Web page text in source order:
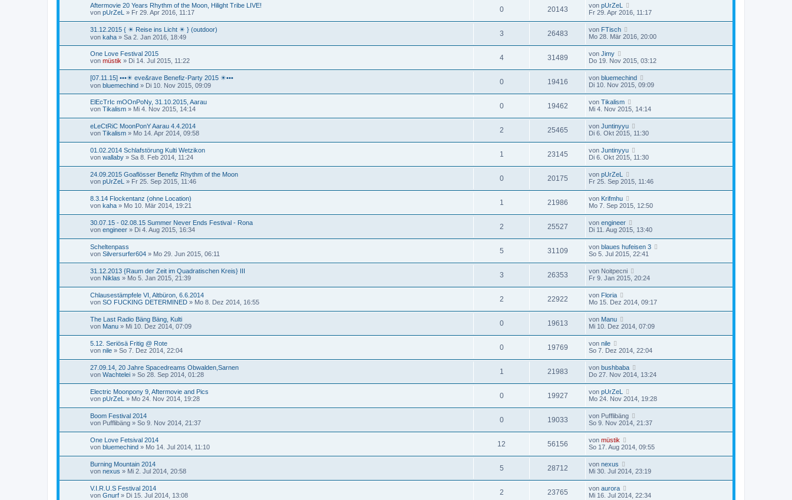
Aftermovie 20 Years Rhythm of the Moon, Hilight Tribe LIVE!
von pUrZeL » Fr 29. Apr 2016, 11:17 0 20143 von pUrZeL
Fr 29. Apr 2016, 11:17
31.12.2015 { ☀ Reise ins Licht ☀ } (outdoor)
von kaha » Sa 2. Jan 2016, 18:49 3 26483 von FTisch
Mo 28. Mär 2016, 20:00
One Love Festival 2015
von müstik » Di 14. Jul 2015, 11:22 4 31489 von Jimy
Do 19. Nov 2015, 03:12
[07.11.15] •••☀ eve&rave Benefiz-Party 2015 ☀•••
von bluemechind » Di 10. Nov 2015, 09:09 0 19416 von bluemechind
Di 10. Nov 2015, 09:09
ElEcTrIc mOOnPoNy, 31.10.2015, Aarau
von Tikalism » Mi 4. Nov 2015, 14:14 0 19462 von Tikalism
Mi 4. Nov 2015, 14:14
eLeCtRiC MoonPonY Aarau 4.4.2014
von Tikalism » Mo 14. Apr 2014, 09:58 2 25465 von Juntinyyu
Di 6. Okt 2015, 11:30
01.02.2014 Schlafstörung Kulti Wetzikon
von wallaby » Sa 8. Feb 2014, 11:24 1 23145 von Juntinyyu
Di 6. Okt 2015, 11:30
24.09.2015 Goaflösser Benefiz Rhythm of the Moon
von pUrZeL » Fr 25. Sep 2015, 11:46 0 20175 von pUrZeL
Fr 25. Sep 2015, 11:46
8.3.14 Flockentanz (ohne Location)
von kaha » Mo 10. Mär 2014, 19:21 1 21986 von Krifmhu
Mo 7. Sep 2015, 12:50
30.07.15 - 02.08.15 Summer Never Ends Festival - Rona
von engineer » Di 4. Aug 2015, 16:34 2 25527 von engineer
Di 11. Aug 2015, 13:40
Scheltenpass
von Silversurfer604 » Mo 29. Jun 2015, 06:11 5 31109 von blaues hufeisen 3
So 5. Jul 2015, 22:41
31.12.2013 {Raum der Zeit im Quadratischen Kreis} III
von Niklas » Mo 5. Jan 2015, 21:39 3 26353 von Noitpecni
Fr 9. Jan 2015, 20:24
Chlausestämpfele VI, Altbüron, 6.6.2014
von SO FUCKING DETERMINED » Mo 8. Dez 2014, 16:55 2 22922 von Floria
Mo 15. Dez 2014, 09:17
The Last Radio Bäng Bäng, Kulti
von Manu » Mi 10. Dez 2014, 07:09 0 19613 von Manu
Mi 10. Dez 2014, 07:09
5.12. Seriösä Fritig @ Rote
von nile » So 7. Dez 2014, 22:04 0 19769 von nile
So 7. Dez 2014, 22:04
27.09.14, 20 Jahre Spacedreams Obwalden,Sarnen
von Wachtelei » So 28. Sep 2014, 01:28 1 21983 von bushbaba
Do 27. Nov 2014, 13:24
Electric Moonpony 9, Aftermovie and Pics
von pUrZeL » Mo 24. Nov 2014, 19:28 0 19927 von pUrZeL
Mo 24. Nov 2014, 19:28
Boom Festival 2014
von Pufflibäng » So 9. Nov 2014, 21:37 0 19033 von Pufflibäng
So 9. Nov 2014, 21:37
One Love Fetsival 2014
von bluemechind » Mo 14. Jul 2014, 11:10 12 56156 von müstik
So 17. Aug 2014, 09:55
Burning Mountain 2014
von nexus » Mi 2. Jul 2014, 20:58 5 28712 von nexus
Mi 30. Jul 2014, 23:19
V.I.R.U.S Festival 2014
von Gnurf » Di 15. Jul 2014, 13:08 2 23765 von aurora
Mi 16. Jul 2014, 22:34